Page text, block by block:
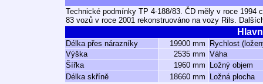
Technické podmínky TP 4-188/83. ČD měly v roce 1994
83 vozů v roce 2001 rekonstruováno na vozy Rils.
Délka přes nárazníky 19900 mm
Rychlost
Výška
2535 mm Váha
Šířka
1960 mm
Ložný objem
Délka skříně
18660 mm
Ložná plocha